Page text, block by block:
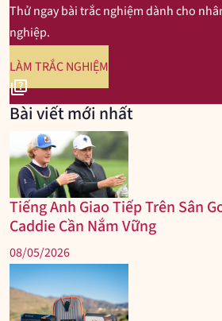
Thử ngay bài trắc nghiệm dành cho
nghiệp.
LÀM TRẮC NGHIỆM
quiz
Bài viết mới nhất
Tiếng Anh Giao Tiếp Trên Sân
Caddie Cần Nắm Vững
08/05/2026